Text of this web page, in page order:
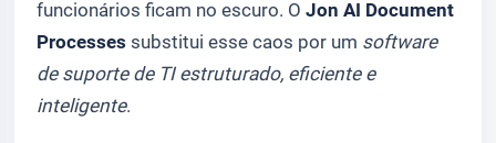
funcionários ficam no escuro. O Jon AI Document
Processes substitui esse caos por um software
de suporte de TI estruturado, eficiente e
inteligente.